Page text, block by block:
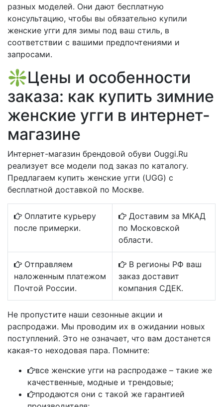
разных моделей. Они дают бесплатную
консультацию, чтобы вы обязательно купили
женские угги для зимы под ваш стиль, в
соответствии с вашими предпочтениями и
запросами.
❇️Цены и особенности
заказа: как купить зимние
женские угги в интернет-
магазине
Интернет-магазин брендовой обуви Ouggi.Ru
реализует все модели под заказ по каталогу.
Предлагаем купить женские угги (UGG) с
бесплатной доставкой по Москве.
Оплатите курьеру
после примерки.
Доставим за МКАД
по Московской
области.
Отправляем
наложенным платежом
Почтой России.
В регионы РФ ваш
заказ доставит
компания СДЕК.
Не пропустите наши сезонные акции и
распродажи. Мы проводим их в ожидании новых
поступлений. Это не означает, что вам достанется
какая-то неходовая пара. Помните:
все женские угги на распродаже – такие же
качественные, модные и трендовые;
продаются они с такой же гарантией